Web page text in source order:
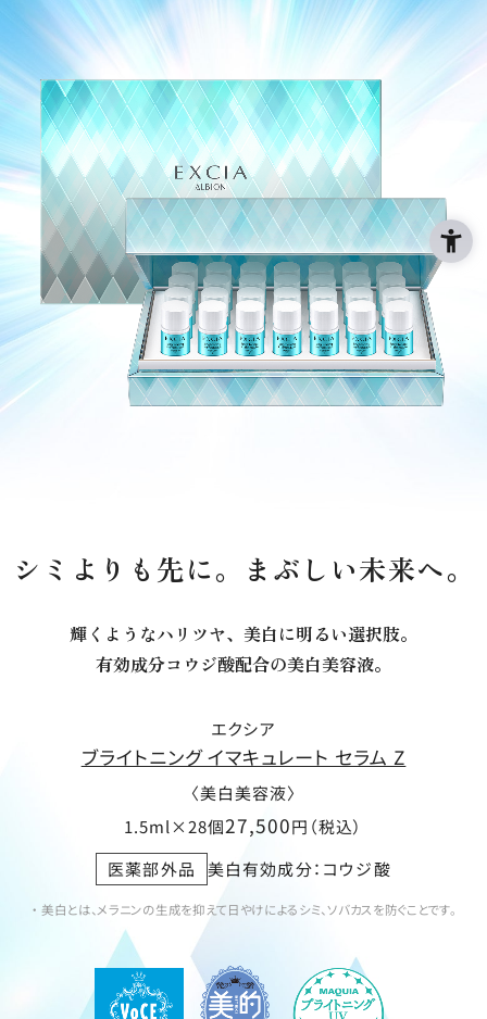
シミよりも先に。まぶしい未来へ。
輝くようなハリツヤ、美白に明るい選択肢。
有効成分コウジ酸配合の美白美容液。
エクシア
ブライトニング イマキュレート セラム Z
〈美白美容液〉
1.5ml×28個27,500円（税込）
医薬部外品
美白有効成分：コウジ酸
・ 美白とは、メラニンの生成を抑えて日やけによるシミ、ソバカスを防ぐことです。